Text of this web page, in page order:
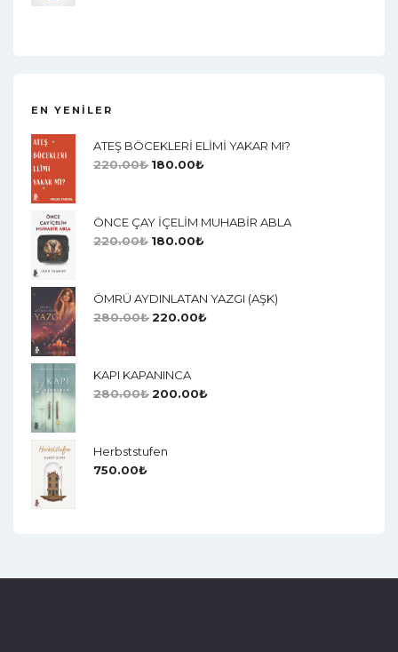
EN YENILER
ATEŞ BÖCEKLERİ ELİMİ YAKAR MI?
220.00₺ 180.00₺
ÖNCE ÇAY İÇELİM MUHABİR ABLA
220.00₺ 180.00₺
ÖMRÜ AYDINLATAN YAZGI (AŞK)
280.00₺220.00₺
KAPI KAPANINCA
280.00₺200.00₺
Herbststufen
750.00₺